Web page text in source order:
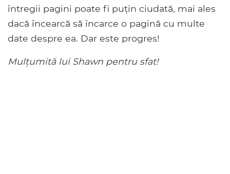
întregii pagini poate fi puțin ciudată, mai ales
dacă încearcă să încarce o pagină cu multe
date despre ea. Dar este progres!
Mulțumită lui Shawn pentru sfat!